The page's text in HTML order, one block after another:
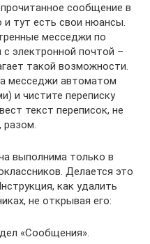
сообщение в
тут есть свои нюансы.
месседжи по
электронной почтой –
такой возможности.
месседжи автоматом
и чистите переписку
текст переписок, не
разом.
выполнима только в
Делается это
как удалить
не открывая его:
«Сообщения».